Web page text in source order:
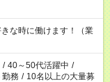
な時に働けます！（業
/ 40～50代活躍中 /
勤務 / 10名以上の大量募